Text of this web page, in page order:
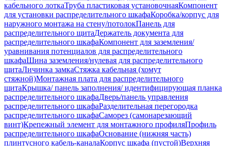
кабельного лоткаТруба пластиковая установочнаяКомпонент
для установки распределительного шкафаКоробка/корпус для
наружного монтажа на стену/потолокПанель для
распределительного щитаДержатель документа для
распределительного шкафаКомпонент для заземления/
уравнивания потенциалов для распределительного
шкафаШина заземления/нулевая для распределительного
щитаЛичинка замкаСтяжка кабельная (хомут
стяжной)Монтажная плата для распределительного
щитаКрышка/ панель заполнения/ идентифицирующая планка
распределительного шкафаДверь/панель управления
распределительного шкафаРазделительная перегородка
распределительного шкафаСаморез (самонарезающий
винт)Крепежный элемент для монтажного профиляПрофиль
распределительного шкафаОснование (нижняя часть)
плинтусного кабель-каналаКорпус шкафа (пустой)Верхняя